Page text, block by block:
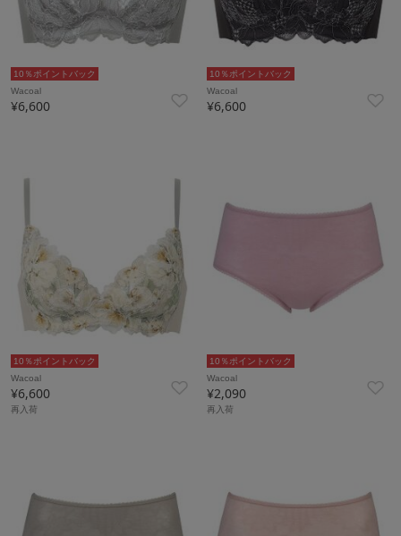
10％ポイントバック
Wacoal
¥6,600
10％ポイントバック
Wacoal
¥6,600
10％ポイントバック
Wacoal
¥6,600
再入荷
10％ポイントバック
Wacoal
¥2,090
再入荷